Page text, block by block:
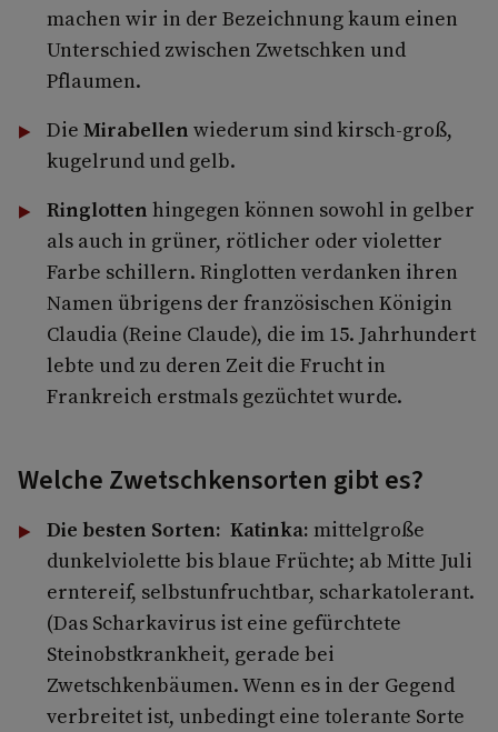
machen wir in der Bezeichnung kaum einen
Unterschied zwischen Zwetschken und
Pflaumen.
Die Mirabellen wiederum sind kirsch-groß,
kugelrund und gelb.
Ringlotten hingegen können sowohl in gelber
als auch in grüner, rötlicher oder violetter
Farbe schillern. Ringlotten verdanken ihren
Namen übrigens der französischen Königin
Claudia (Reine Claude), die im 15. Jahrhundert
lebte und zu deren Zeit die Frucht in
Frankreich erstmals gezüchtet wurde.
Welche Zwetschkensorten gibt es?
Die besten Sorten: Katinka: mittelgroße
dunkelviolette bis blaue Früchte; ab Mitte Juli
erntereif, selbstunfruchtbar, scharkatolerant.
(Das Scharkavirus ist eine gefürchtete
Steinobstkrankheit, gerade bei
Zwetschkenbäumen. Wenn es in der Gegend
verbreitet ist, unbedingt eine tolerante Sorte